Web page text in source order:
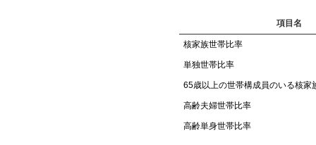
項目名
核家族世帯比率
単独世帯比率
65歳以上の世帯構成員のいる核家
高齢夫婦世帯比率
高齢単身世帯比率